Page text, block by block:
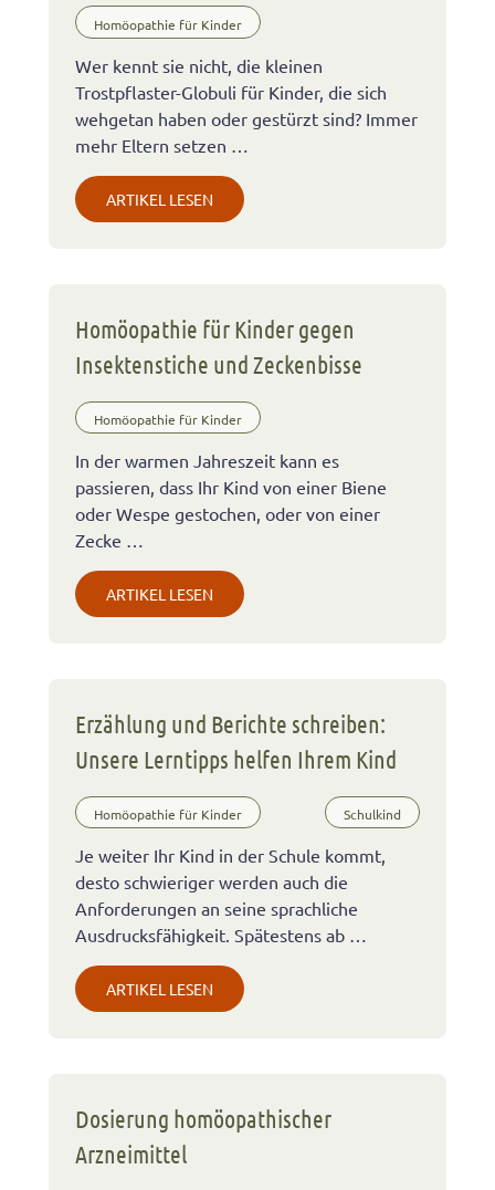
Homöopathie für Kinder
Wer kennt sie nicht, die kleinen
Trostpflaster-Globuli für Kinder, die sich
wehgetan haben oder gestürzt sind? Immer
mehr Eltern setzen …
ARTIKEL LESEN
Homöopathie für Kinder gegen
Insektenstiche und Zeckenbisse
Homöopathie für Kinder
In der warmen Jahreszeit kann es
passieren, dass Ihr Kind von einer Biene
oder Wespe gestochen, oder von einer
Zecke …
ARTIKEL LESEN
Erzählung und Berichte schreiben:
Unsere Lerntipps helfen Ihrem Kind
Homöopathie für Kinder Schulkind
Je weiter Ihr Kind in der Schule kommt,
desto schwieriger werden auch die
Anforderungen an seine sprachliche
Ausdrucksfähigkeit. Spätestens ab …
ARTIKEL LESEN
Dosierung homöopathischer
Arzneimittel